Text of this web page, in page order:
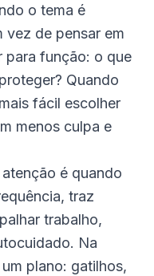
o tema é
vez de pensar em
para função: o que
Quando
fácil escolher
menos culpa e
é quando
traz
trabalho,
Na
plano: gatilhos,